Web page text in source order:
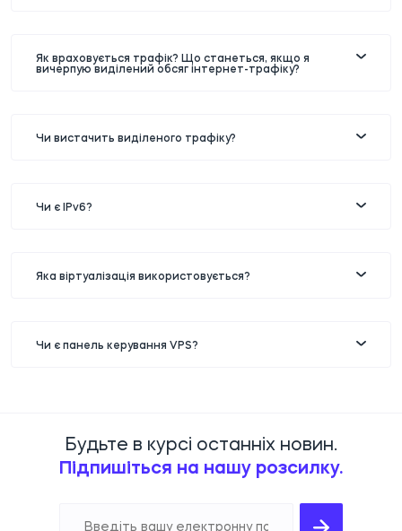
Як враховується трафік? Що станеться, якщо я
вичерпую виділений обсяг інтернет-трафіку?
Чи вистачить виділеного трафіку?
Чи є IPv6?
Яка віртуалізація використовується?
Чи є панель керування VPS?
Будьте в курсі останніх новин.
Підпишіться на нашу розсилку.